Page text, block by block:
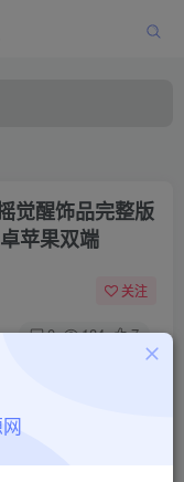
觉醒饰品完整版
苹果双端
关注
0 184 7